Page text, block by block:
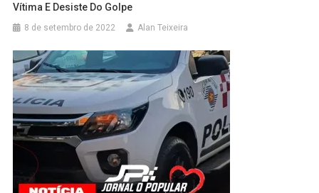
Vítima E Desiste Do Golpe
8 de setembro de 2022 Alan Teixeira